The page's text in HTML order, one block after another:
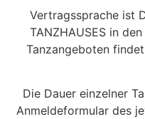
Vertragssprache ist
TANZHAUSES in
Tanzangeboten
Die Dauer einzelner
Anmeldeformular des